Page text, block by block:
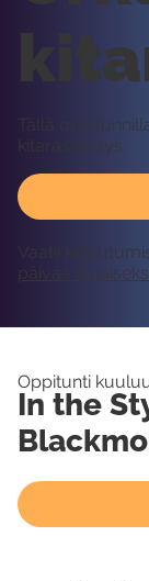
Tällä
kitarasäestys.
Vaatii
päivää
Oppitunti
In the